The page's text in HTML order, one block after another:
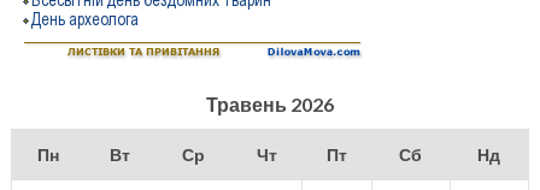
Травень 2026
Пн Вт Ср Чт Пт Сб Нд